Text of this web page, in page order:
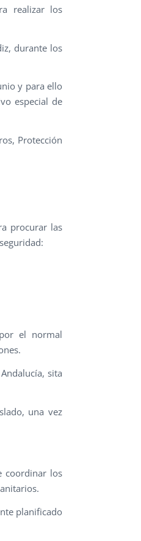
realizar los
durante los
y para ello
especial de
Protección
procurar las
el normal
sita
una vez
coordinar los
planificado